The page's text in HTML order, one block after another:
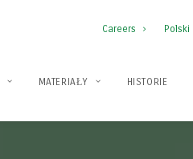
Careers Polski
MATERIAŁY HISTORIE